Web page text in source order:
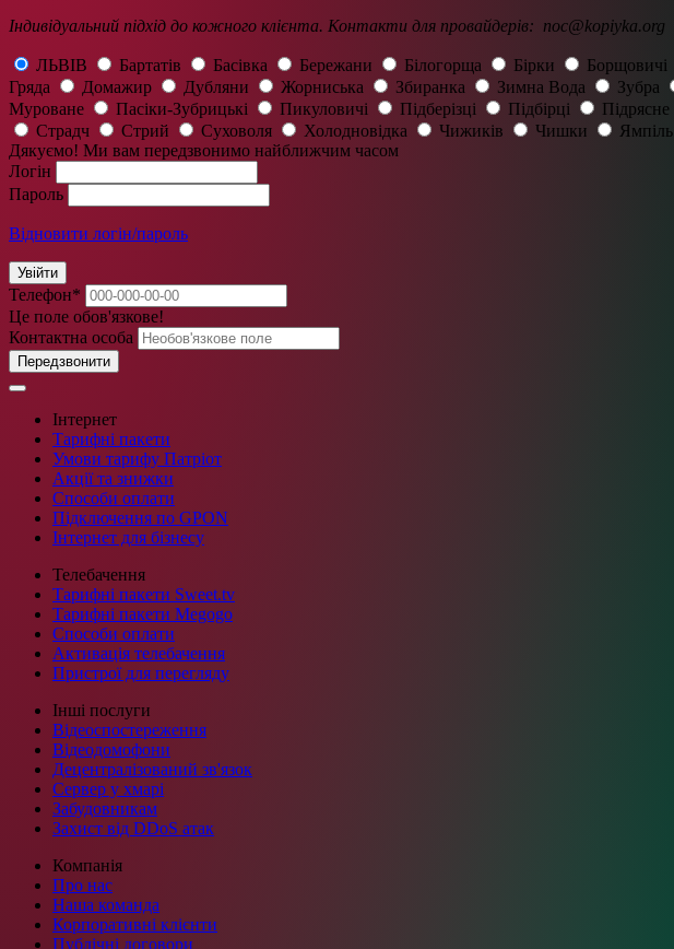
Індивідуальний підхід до кожного клієнта. Контакти для провайдерів: noc@kopiyka.org
ЛЬВІВ Бартатів Басівка Бережани Білогорща Бірки Борщовичі
Гряда
Домажир Дубляни Жорниська Збиранка Зимна Вода Зубра
Муроване
Пасіки-Зубрицькі Пикуловичі Підберізці Підбірці Підрясне
Страдч
Стрий Суховоля Холодновідка Чижиків Чишки
Ямпіль
Дякуємо! Ми вам передзвонимо найближчим часом
Логін
Пароль
Відновити логін/пароль
Увійти
Телефон*
Це поле обов'язкове!
Контактна особа
Передзвонити
Інтернет
Тарифні пакети
Умови тарифу Патріот
Акції та знижки
Способи оплати
Підключення по GPON
Інтернет для бізнесу
Телебачення
Тарифні пакети Sweet.tv
Тарифні пакети Megogo
Способи оплати
Активація телебачення
Пристрої для перегляду
Інші послуги
Відеоспостереження
Відеодомофони
Децентралізований зв'язок
Сервер у хмарі
Забудовникам
Захист від DDoS атак
Компанія
Про нас
Наша команда
Корпоративні клієнти
Публічні договори